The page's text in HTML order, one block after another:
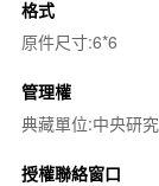
格式
原件尺寸:6*6
管理權
典藏單位:中央研
授權聯絡窗口